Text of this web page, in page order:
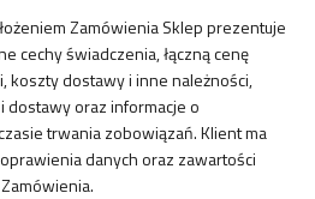
Zamówienia Sklep prezentuje
cechy świadczenia, łączną cenę
koszty dostawy i inne należności,
dostawy oraz informacje o
trwania zobowiązań. Klient ma
danych oraz zawartości